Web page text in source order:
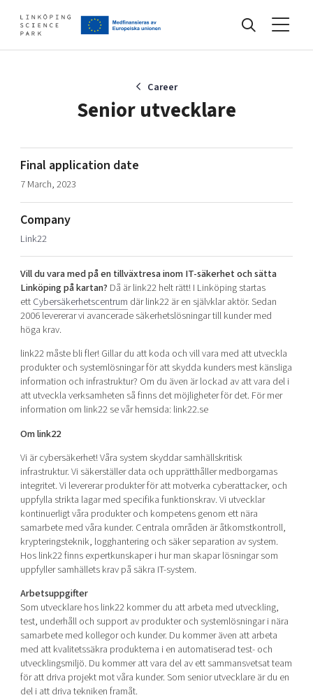
Artificial intelligence
Cybersecurity
Internet of Things
Global talent
Visual technologies
Shaping cities and regions
Bright East
East Sweden Tech Women
Current offers and activities
Develop your company
Upgrade your skills & master new ones
Tech startups
Upscaling
Talent & skills
Startup & industry collaboration
Offers to boost your business
Funding opportunities
About
Our story, mission & vision
Our community of companies
Projects
Publications
Project toolbox
Reach out to us
Locations
40 years anniversary
Today's lunch in Mjärdevi
Career
Senior utvecklare
Final application date
7 March, 2023
Company
Link22
Vill du vara med på en tillväxtresa inom IT-säkerhet och sätta
Linköping på kartan? Då är link22 helt rätt! I Linköping startas
ettCybersäkerhetscentrum där link22 är en självklar aktör. Sedan
2006 levererar vi avancerade säkerhetslösningar till kunder med
höga krav.
link22 måste bli fler! Gillar du att koda och vill vara med att utveckla
produkter och systemlösningar för att skydda kunders mest känsliga
information och infrastruktur? Om du även är lockad av att vara del i
att utveckla verksamheten så finns det möjligheter för det. För mer
information om link22 se vår hemsida: link22.se
Om link22
Vi är cybersäkerhet! Våra system skyddar samhällskritisk
infrastruktur. Vi säkerställer data och upprätthåller medborgarnas
integritet. Vi levererar produkter för att motverka cyberattacker, och
uppfylla strikta lagar med specifika funktionskrav. Vi utvecklar
kontinuerligt våra produkter och kompetens genom ett nära
samarbete med våra kunder. Centrala områden är åtkomstkontroll,
krypteringsteknik, logghantering och säker separation av system.
Hos link22 finns expertkunskaper i hur man skapar lösningar som
uppfyller samhällets krav på säkra IT-system.
Arbetsuppgifter
Som utvecklare hos link22 kommer du att arbeta med utveckling,
test, underhåll och support av produkter och systemlösningar i nära
samarbete med kollegor och kunder. Du kommer även att arbeta
med att kvalitetssäkra produkterna i en automatiserad test- och
utvecklingsmiljö. Du kommer att vara del av ett sammansvetsat team
för att driva projekt mot våra kunder. Som senior utvecklare är du en
del i att driva tekniken framåt.